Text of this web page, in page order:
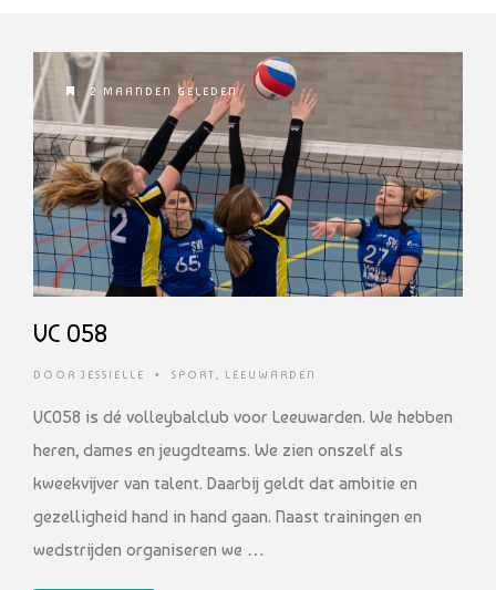
2 MAANDEN GELEDEN
VC 058
DOOR JESSIELLE • SPORT, LEEUWARDEN
VC058 is dé volleybalclub voor Leeuwarden. We hebben
heren, dames en jeugdteams. We zien onszelf als
kweekvijver van talent. Daarbij geldt dat ambitie en
gezelligheid hand in hand gaan. Naast trainingen en
wedstrijden organiseren we …